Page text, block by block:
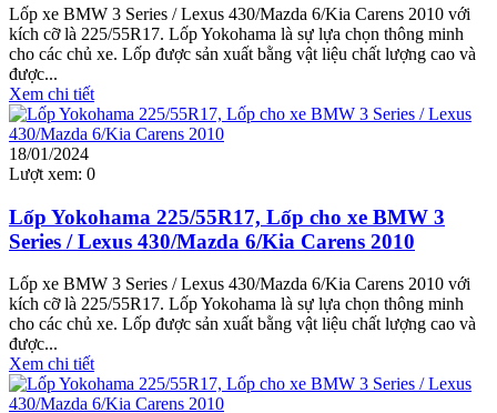
Lốp xe BMW 3 Series / Lexus 430/Mazda 6/Kia Carens 2010 với
kích cỡ là 225/55R17. Lốp Yokohama là sự lựa chọn thông minh
cho các chủ xe. Lốp được sản xuất bằng vật liệu chất lượng cao và
được...
Xem chi tiết
18/01/2024
Lượt xem: 0
Lốp Yokohama 225/55R17, Lốp cho xe BMW 3
Series / Lexus 430/Mazda 6/Kia Carens 2010
Lốp xe BMW 3 Series / Lexus 430/Mazda 6/Kia Carens 2010 với
kích cỡ là 225/55R17. Lốp Yokohama là sự lựa chọn thông minh
cho các chủ xe. Lốp được sản xuất bằng vật liệu chất lượng cao và
được...
Xem chi tiết